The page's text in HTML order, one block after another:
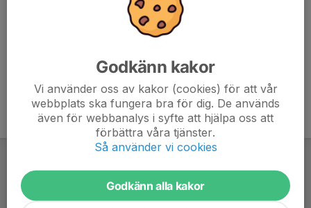
Godkänn kakor
Vi använder oss av kakor (cookies) för att vår
webbplats ska fungera bra för dig. De används
även för webbanalys i syfte att hjälpa oss att
förbättra våra tjänster.
Så använder vi cookies
Godkänn alla kakor